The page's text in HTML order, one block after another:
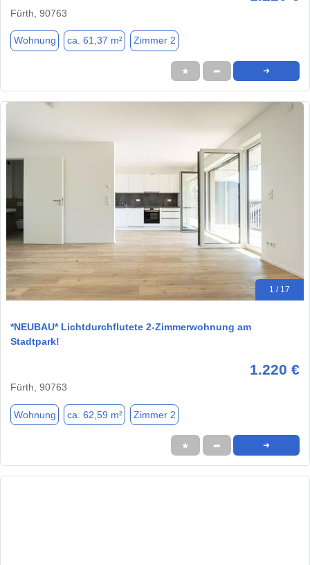
Fürth, 90763
Wohnung ca. 61,37 m² Zimmer 2
★ ➦ ➜
1 / 17
*NEUBAU* Lichtdurchflutete 2-Zimmerwohnung am
Stadtpark!
1.220 €
Fürth, 90763
Wohnung ca. 62,59 m² Zimmer 2
★ ➦ ➜